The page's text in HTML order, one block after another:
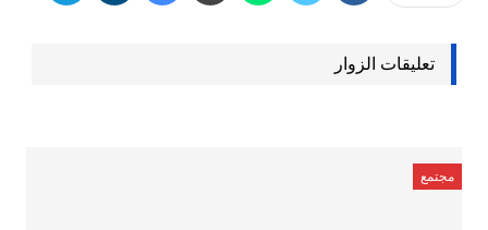
تعليقات الزوار
مجتمع